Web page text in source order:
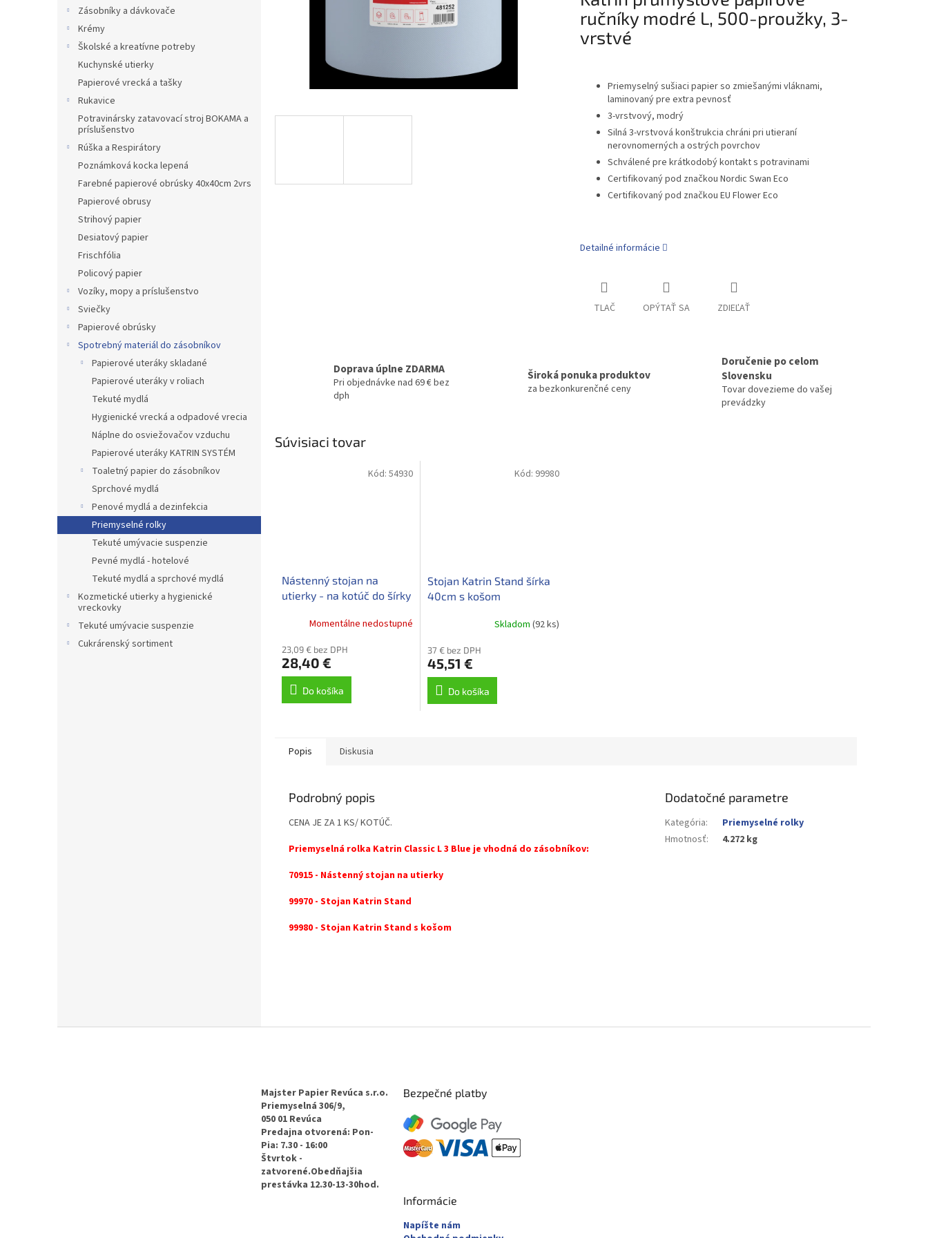
Zásobníky a dávkovače
Krémy
Školské a kreatívne potreby
Kuchynské utierky
Papierové vrecká a tašky
Rukavice
Potravinársky zatavovací stroj BOKAMA a
príslušenstvo
Rúška a Respirátory
Poznámková kocka lepená
Farebné papierové obrúsky 40x40cm 2vrs
Papierové obrusy
Strihový papier
Desiatový papier
Frischfólia
Policový papier
Vozíky, mopy a príslušenstvo
Sviečky
Papierové obrúsky
Spotrebný materiál do zásobníkov
Papierové uteráky skladané
Papierové uteráky v roliach
Tekuté mydlá
Hygienické vrecká a odpadové vrecia
Náplne do osviežovačov vzduchu
Papierové uteráky KATRIN SYSTÉM
Toaletný papier do zásobníkov
Sprchové mydlá
Penové mydlá a dezinfekcia
Priemyselné rolky
Tekuté umývacie suspenzie
Pevné mydlá - hotelové
Tekuté mydlá a sprchové mydlá
Kozmetické utierky a hygienické
vreckovky
Tekuté umývacie suspenzie
Cukrárenský sortiment
ručníky modré L, 500-proužky, 3-
vrstvé
Priemyselný sušiaci papier so zmiešanými vláknami,
laminovaný pre extra pevnosť
3-vrstvový, modrý
Silná 3-vrstvová konštrukcia chráni pri utieraní
nerovnomerných a ostrých povrchov
Schválené pre krátkodobý kontakt s potravinami
Certifikovaný pod značkou Nordic Swan Eco
Certifikovaný pod značkou EU Flower Eco
Detailné informácie
TLAČ OPÝTAŤ SA ZDIEĽAŤ
Doprava úplne ZDARMA
Pri objednávke nad 69 € bez
dph
Široká ponuka produktov
za bezkonkurenčné ceny
Doručenie po celom
Slovensku
Tovar dovezieme do vašej
prevádzky
Súvisiaci tovar
Nástenný stojan na
utierky - na kotúč do šírky
Momentálne nedostupné
23,09 € bez DPH
28,40 €
Do košíka
Kód: 54930
Stojan Katrin Stand šírka
40cm s košom
Skladom (92 ks)
37 € bez DPH
45,51 €
Do košíka
Kód: 99980
Popis Diskusia
Podrobný popis
CENA JE ZA 1 KS/ KOTÚČ.
Priemyselná rolka Katrin Classic L 3 Blue je vhodná do zásobníkov:
70915 - Nástenný stojan na utierky
99970 - Stojan Katrin Stand
99980 - Stojan Katrin Stand s košom
Dodatočné parametre
Kategória:
Priemyselné rolky
Hmotnosť: 4.272 kg
Majster Papier Revúca s.r.o.
Priemyselná 306/9,
050 01 Revúca
Predajna otvorená: Pon-
Pia: 7.30 - 16:00
Štvrtok -
zatvorené.Obedňajšia
prestávka 12.30-13-30hod.
Bezpečné platby
Informácie
Napíšte nám